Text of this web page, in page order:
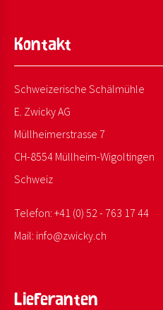
Kontakt
Schweizerische Schälmühle
E. Zwicky AG
Müllheimerstrasse 7
CH-8554 Müllheim-Wigoltingen
Schweiz
Telefon: +41 (0) 52 - 763 17 44
Mail: info@zwicky. ch
Lieferanten